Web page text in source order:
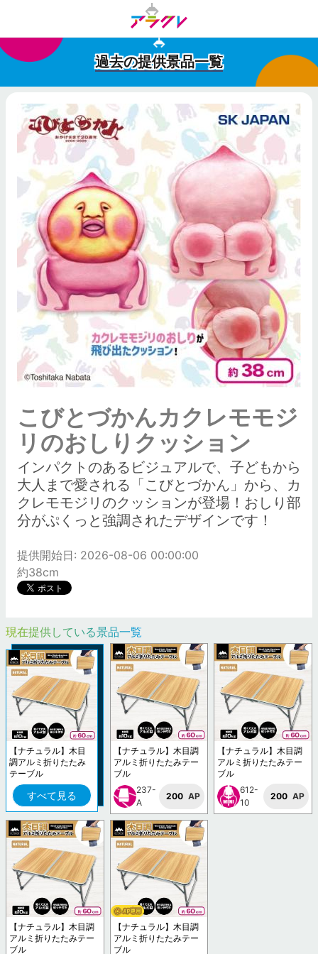
過去の提供景品一覧
こびとづかんカクレモモジ
リのおしりクッション
インパクトのあるビジュアルで、子どもから
大人まで愛される「こびとづかん」から、カ
クレモモジリのクッションが登場！おしり部
分がぷくっと強調されたデザインです！
提供開始日: 2026-08-06 00:00:00
約38cm
現在提供している景品一覧
【ナチュラル】木目
調アルミ折りたたみ
テーブル
すべて見る
【ナチュラル】木目調
アルミ折りたたみテー
ブル
237-
A
200 AP
【ナチュラル】木目調
アルミ折りたたみテー
ブル
612-
10
200 AP
【ナチュラル】木目調
アルミ折りたたみテー
ブル
【ナチュラル】木目調
アルミ折りたたみテー
ブル